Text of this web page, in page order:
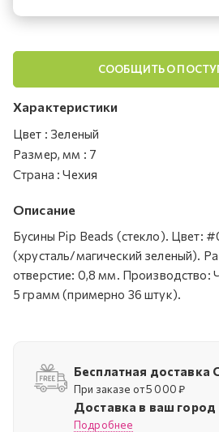
СООБЩИТЬ О
Характеристики
Цвет : Зеленый
Размер, мм : 7
Страна : Чехия
Описание
Бусины Pip Beads (стекло). Цвет:
(хрусталь/магический зеленый).
отверстие: 0,8 мм. Производство:
5 грамм (примерно 36 штук).
Бесплатная
При заказе от 5 000 ₽
Доставка в ваш город
Подробнее